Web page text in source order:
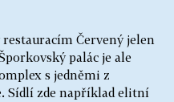
Červený jelen
palác je ale
s jedněmi z
Sídlí zde například elitní